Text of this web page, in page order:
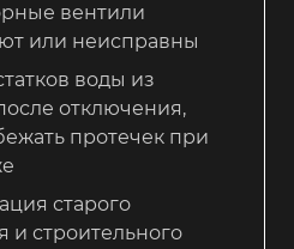
вентили
или неисправны
воды из
отключения,
протечек при
старого
и строительного